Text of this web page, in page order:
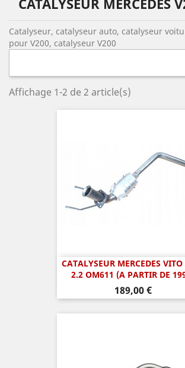
CATALYSEUR MERCEDES
Catalyseur, catalyseur auto, catalyseur
pour V200, catalyseur V200
Affichage 1-2 de 2 article(s)
CATALYSEUR MERCEDES
2.2 OM611 (A PARTIR DE
Prix
189,00 €